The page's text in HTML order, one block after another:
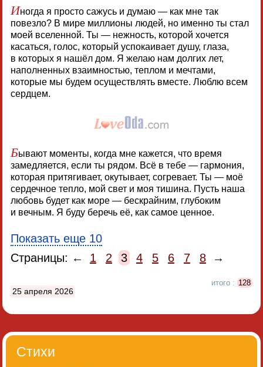
Иногда я просто сажусь и думаю — как мне так
повезло? В мире миллионы людей, но именно ты стал
моей вселенной. Ты — нежность, которой хочется
касаться, голос, который успокаивает душу, глаза,
в которых я нашёл дом. Я желаю нам долгих лет,
наполненных взаимностью, теплом и мечтами,
которые мы будем осуществлять вместе. Люблю всем
сердцем.
Бывают моменты, когда мне кажется, что время
замедляется, если ты рядом. Всё в тебе — гармония,
которая притягивает, окутывает, согревает. Ты — моё
сердечное тепло, мой свет и моя тишина. Пусть наша
любовь будет как море — бескрайним, глубоким
и вечным. Я буду беречь её, как самое ценное.
Показать еще 10
Страницы: ←
1 2 3 4 5 6 7 8 →
итого : 128
25 апреля 2026
Стихи